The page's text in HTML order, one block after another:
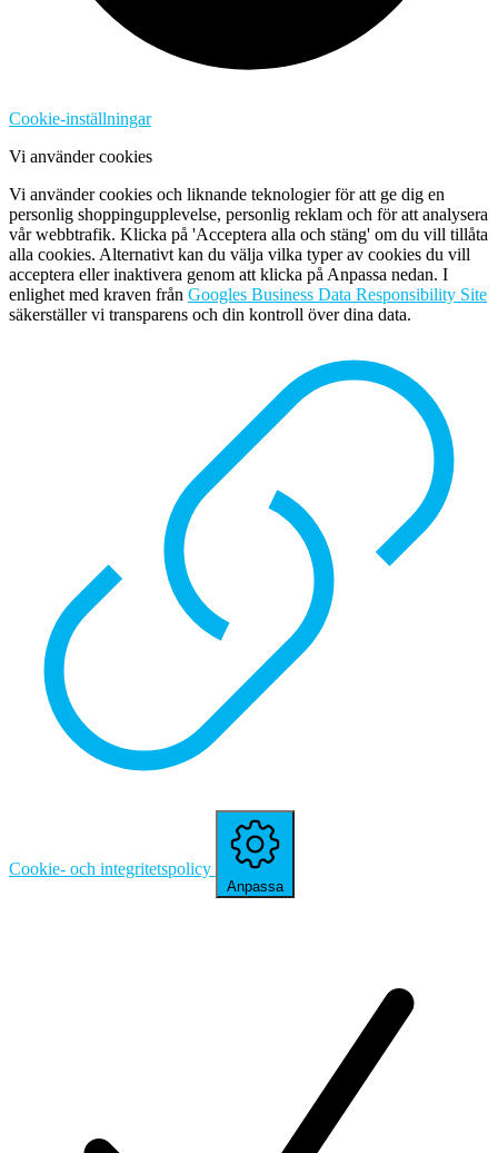
Cookie-inställningar
Vi använder cookies
Vi använder cookies och liknande teknologier för att ge dig en
personlig shoppingupplevelse, personlig reklam och för att analysera
vår webbtrafik. Klicka på 'Acceptera alla och stäng' om du vill tillåta
alla cookies. Alternativt kan du välja vilka typer av cookies du vill
acceptera eller inaktivera genom att klicka på Anpassa nedan. I
enlighet med kraven från Googles Business Data Responsibility Site
säkerställer vi transparens och din kontroll över dina data.
Cookie- och integritetspolicy
Anpassa